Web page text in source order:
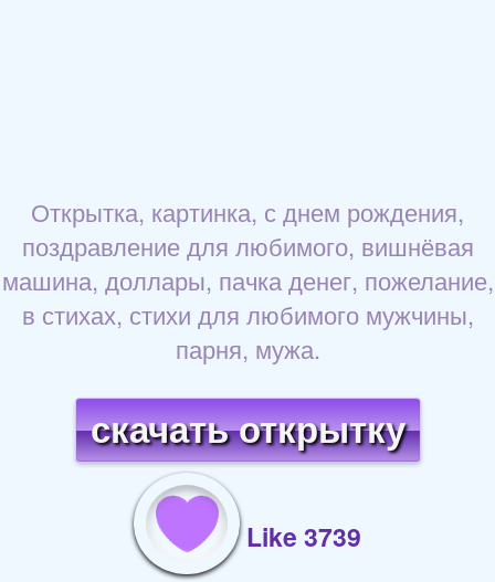
Открытка, картинка, с днем рождения,
поздравление для любимого, вишнёвая
машина, доллары, пачка денег, пожелание,
в стихах, стихи для любимого мужчины,
парня, мужа.
скачать открытку
Like 3739